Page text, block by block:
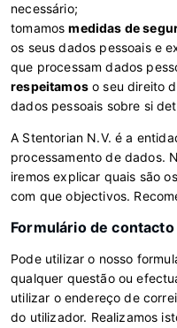
necessário;
tomamosmedidas de
os seus dados pessoais e
que processam dados
respeitamoso seu direito
dados pessoais sobre si
A Stentorian N.V. é a
processamento de dados.
iremos explicar quais são
com que objectivos.
Formulário de
Pode utilizar o nosso
qualquer questão ou
utilizar o endereço de
do utilizador. Realizamos